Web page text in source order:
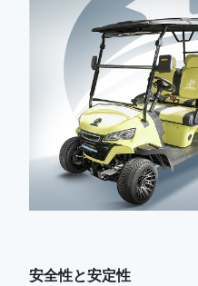
1 年
安全性と安定性